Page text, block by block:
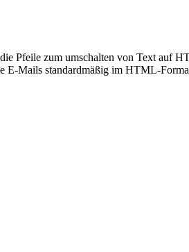
Pfeile zum umschalten von Text auf
Mails standardmäßig im HTML-